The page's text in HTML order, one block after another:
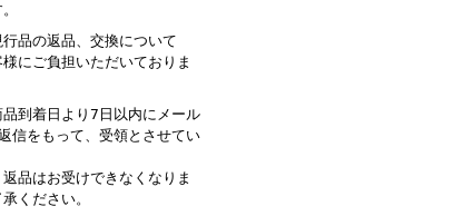
品の返品、交換について
にご負担いただいておりま
到着日より7日以内にメール
信をもって、受領とさせてい
品はお受けできなくなりま
ください。